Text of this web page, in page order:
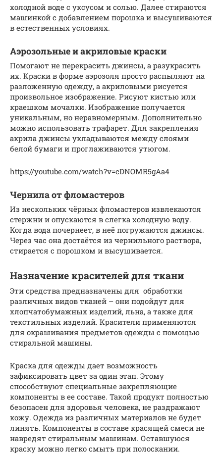
холодной воде с уксусом и солью. Далее стираются
машинкой с добавлением порошка и высушиваются
в естественных условиях.
Аэрозольные и акриловые краски
Помогают не перекрасить джинсы, а разукрасить
их. Краски в форме аэрозоля просто распыляют на
разложенную одежду, а акриловыми рисуется
произвольное изображение. Рисуют кистью или
краешком мочалки. Изображение получается
уникальным, но неравномерным. Дополнительно
можно использовать трафарет. Для закрепления
акрила джинсы укладываются между слоями
белой бумаги и проглаживаются утюгом.
https://youtube.com/watch?v=cDNOMR5gAa4
Чернила от фломастеров
Из нескольких чёрных фломастеров извлекаются
стержни и опускаются в слегка холодную воду.
Когда вода почернеет, в неё погружаются джинсы.
Через час она достаётся из чернильного раствора,
стирается с порошком и высушивается.
Назначение красителей для ткани
Эти средства предназначены для обработки
различных видов тканей – они подойдут для
хлопчатобумажных изделий, льна, а также для
текстильных изделий. Красители применяются
для окрашивания предметов одежды с помощью
стиральной машины.
Краска для одежды дает возможность
зафиксировать цвет за один этап. Этому
способствуют специальные закрепляющие
компоненты в ее составе. Такой продукт полностью
безопасен для здоровья человека, не раздражают
кожу. Одежда из различных материалов не будет
линять. Компоненты в составе красящей смеси не
навредят стиральным машинам. Оставшуюся
краску можно легко смыть при полоскании.